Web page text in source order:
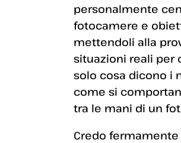
personalmente
fotocamere e
mettendoli alla
situazioni reali per
solo cosa dicono i
come si
tra le mani di un
Credo fermamente